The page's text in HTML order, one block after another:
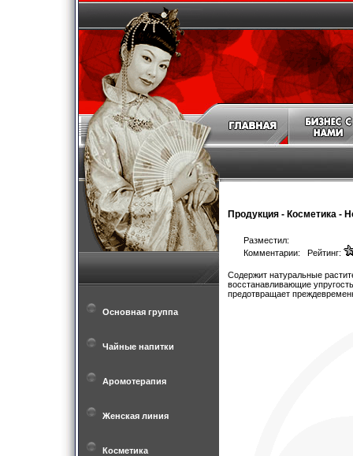
Основная группа
Чайные напитки
Аромотерапия
Женская линия
Косметика
Продукция - Косметика -
Разместил:
Комментарии: Рейтинг:
Содержит натуральные
восстанавливающие
предотвращает